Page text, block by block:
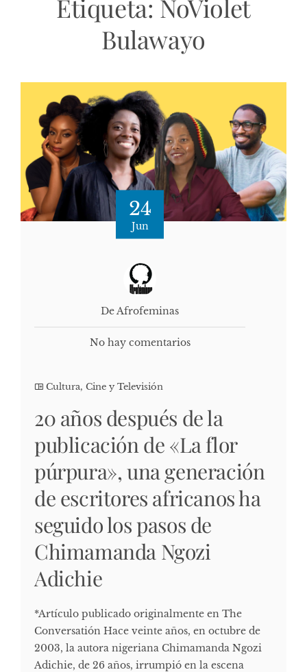
Etiqueta: NoViolet
Bulawayo
24
Jun
De Afrofeminas
No hay comentarios
Cultura, Cine y Televisión
20 años después de la
publicación de «La flor
púrpura», una generación
de escritores africanos ha
seguido los pasos de
Chimamanda Ngozi
Adichie
*Artículo publicado originalmente en The
Conversatión Hace veinte años, en octubre de
2003, la autora nigeriana Chimamanda Ngozi
Adichie, de 26 años, irrumpió en la escena